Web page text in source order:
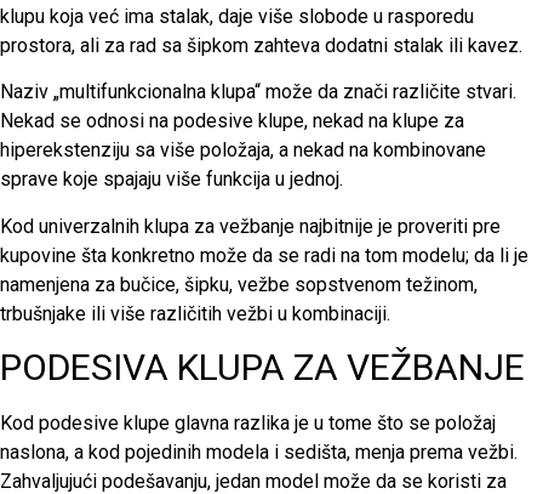
klupu koja već ima stalak, daje više slobode u rasporedu
prostora, ali za rad sa šipkom zahteva dodatni stalak ili kavez.
Naziv „multifunkcionalna klupa“ može da znači različite stvari.
Nekad se odnosi na podesive klupe, nekad na klupe za
hiperekstenziju sa više položaja, a nekad na kombinovane
sprave koje spajaju više funkcija u jednoj.
Kod univerzalnih klupa za vežbanje najbitnije je proveriti pre
kupovine šta konkretno može da se radi na tom modelu; da li je
namenjena za bučice, šipku, vežbe sopstvenom težinom,
trbušnjake ili više različitih vežbi u kombinaciji.
PODESIVA KLUPA ZA VEŽBANJE
Kod podesive klupe glavna razlika je u tome što se položaj
naslona, a kod pojedinih modela i sedišta, menja prema vežbi.
Zahvaljujući podešavanju, jedan model može da se koristi za